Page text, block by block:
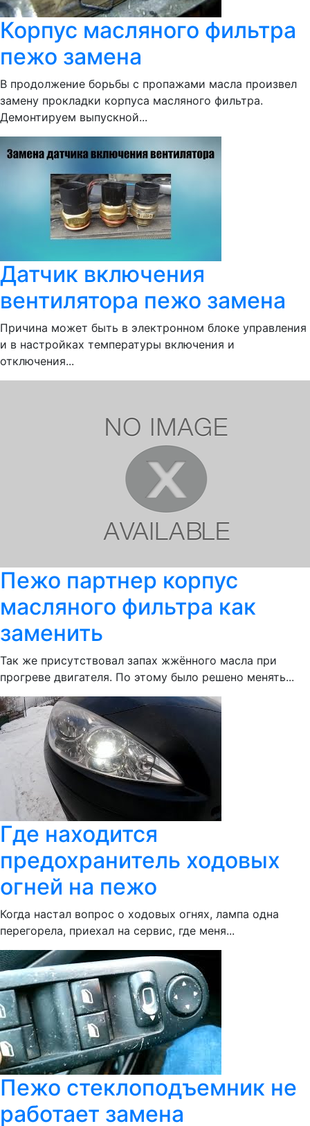
Корпус масляного фильтра
пежо замена
В продолжение борьбы с пропажами масла произвел
замену прокладки корпуса масляного фильтра.
Демонтируем выпускной...
Датчик включения
вентилятора пежо замена
Причина может быть в электронном блоке управления
и в настройках температуры включения и
отключения...
Пежо партнер корпус
масляного фильтра как
заменить
Так же присутствовал запах жжённого масла при
прогреве двигателя. По этому было решено менять...
Где находится
предохранитель ходовых
огней на пежо
Когда настал вопрос о ходовых огнях, лампа одна
перегорела, приехал на сервис, где меня...
Пежо стеклоподъемник не
работает замена